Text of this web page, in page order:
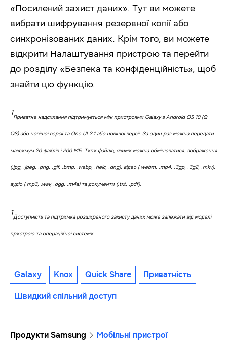
«Посилений захист даних». Тут ви можете
вибрати шифрування резервної копії або
синхронізованих даних. Крім того, ви можете
відкрити Налаштування пристрою та перейти
до розділу «Безпека та конфіденційність», щоб
знайти цю функцію.
1Приватне надсилання підтримується між пристроями Galaxy з Android OS 10 (Q
OS) або новішої версії та One UI 2.1 або новішої версії. За один раз можна передати
максимум 20 файлів і 200 МБ. Типи файлів, якими можна обмінюватися: зображення
(.jpg, .jpeg, .png, .gif, .bmp, .webp, .heic, .dng), відео (.webm, .mp4, .3gp, .3g2, .mkv),
аудіо (.mp3, .wav, .ogg, .m4a) та документи (.txt, .pdf).
1Доступність та підтримка розширеного захисту даних може залежати від моделі
пристрою та операційної системи.
Galaxy Knox Quick Share Приватність
Швидкий спільний доступ
Продукти Samsung Мобільні пристрої